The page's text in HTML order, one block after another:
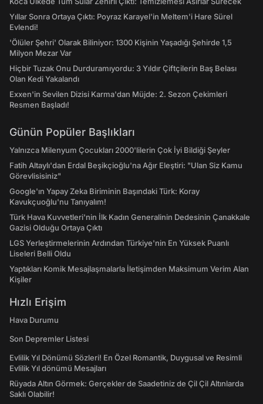
Yıllar Sonra Ortaya Çıktı: Poyraz Karayel'in Meltem'i Hare Sürel
Evlendi!
'Ölüler Şehri' Olarak Biliniyor: 1300 Kişinin Yaşadığı Şehirde 1,5
Milyon Mezar Var
Hiçbir Tuzak Onu Durduramıyordu: 3 Yıldır Çiftçilerin Baş Belası
Olan Kedi Yakalandı
Exxen'in Sevilen Dizisi Karma'dan Müjde: 2. Sezon Çekimleri
Resmen Başladı!
Günün Popüler Başlıkları
Yalnızca Milenyum Çocukları 2000'lilerin Çok İyi Bildiği Şeyler
Fatih Altaylı'dan Erdal Beşikçioğlu'na Ağır Eleştiri: "Ulan Siz Kamu
Görevlisisiniz"
Google'ın Yapay Zeka Biriminin Başındaki Türk: Koray
Kavukçuoğlu'nu Tanıyalım!
Türk Hava Kuvvetleri'nin İlk Kadın Generalinin Dedesinin Çanakkale
Gazisi Olduğu Ortaya Çıktı
LGS Yerleştirmelerinin Ardından Türkiye'nin En Yüksek Puanlı
Liseleri Belli Oldu
Yaptıkları Komik Mesajlaşmalarla İletişimden Maksimum Verim Alan
Kişiler
Hızlı Erişim
Hava Durumu
Son Depremler Listesi
Evlilik Yıl Dönümü Sözleri! En Özel Romantik, Duygusal ve Resimli
Evlilik Yıl dönümü Mesajları
Rüyada Altın Görmek: Gerçekler de Saadetiniz de Çil Çil Altınlarda
Saklı Olabilir!